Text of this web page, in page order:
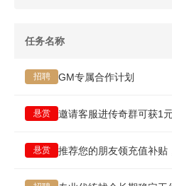
任务名称
招聘 GM专属合作计划
悬赏 邀请客服进传奇群可获1
悬赏 推荐您的朋友领充值补贴